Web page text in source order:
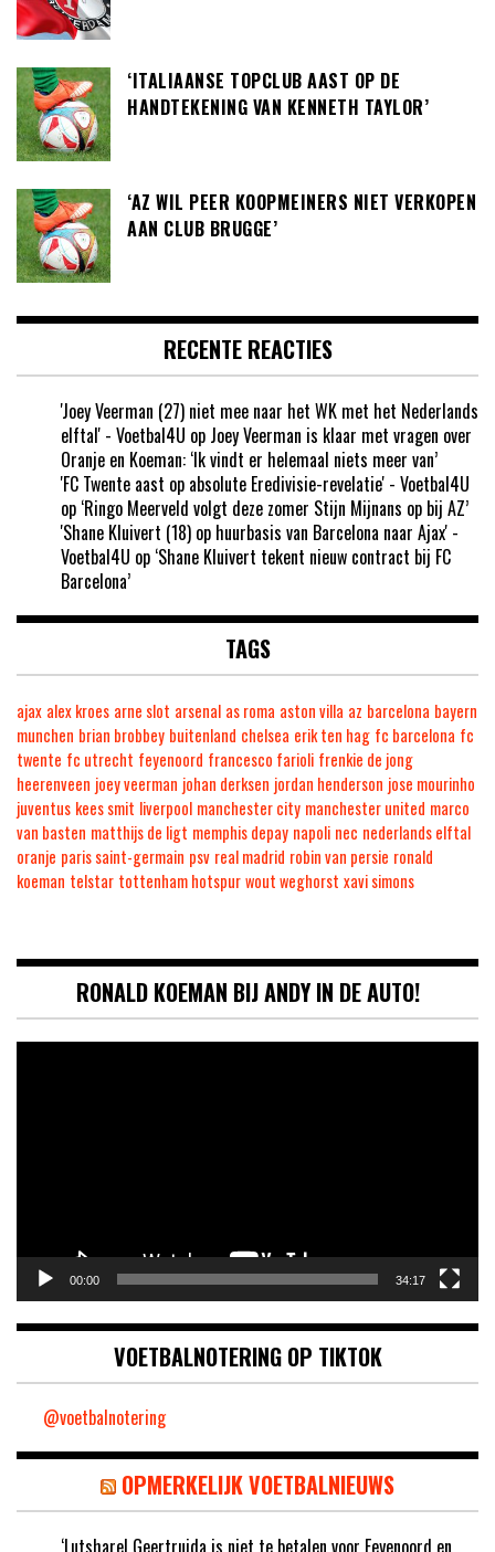
‘ITALIAANSE TOPCLUB AAST OP DE
HANDTEKENING VAN KENNETH TAYLOR’
‘AZ WIL PEER KOOPMEINERS NIET VERKOPEN
AAN CLUB BRUGGE’
RECENTE REACTIES
'Joey Veerman (27) niet mee naar het WK met het Nederlands
elftal' - Voetbal4U op Joey Veerman is klaar met vragen over
Oranje en Koeman: ‘Ik vindt er helemaal niets meer van’
'FC Twente aast op absolute Eredivisie-revelatie' - Voetbal4U
op ‘Ringo Meerveld volgt deze zomer Stijn Mijnans op bij AZ’
'Shane Kluivert (18) op huurbasis van Barcelona naar Ajax' -
Voetbal4U op ‘Shane Kluivert tekent nieuw contract bij FC
Barcelona’
TAGS
ajax alex kroes arne slot arsenal as roma aston villa az barcelona bayern
munchen brian brobbey buitenland chelsea erik ten hag fc barcelona fc
twente fc utrecht feyenoord francesco farioli frenkie de jong
heerenveen joey veerman johan derksen jordan henderson jose mourinho
juventus kees smit liverpool manchester city manchester united marco
van basten matthijs de ligt memphis depay napoli nec nederlands elftal
oranje paris saint-germain psv real madrid robin van persie ronald
koeman telstar tottenham hotspurwout weghorst xavi simons
RONALD KOEMAN BIJ ANDY IN DE AUTO!
00:00 34:17
VOETBALNOTERING OP TIKTOK
@voetbalnotering
OPMERKELIJK VOETBALNIEUWS
‘Lutsharel Geertruida is niet te betalen voor Feyenoord en